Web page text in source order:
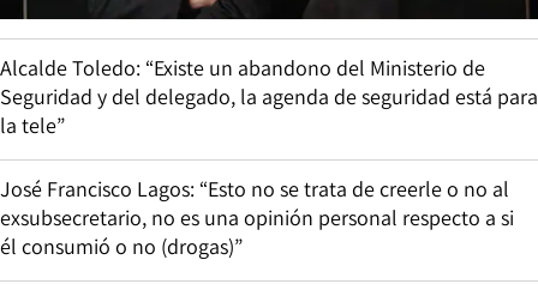
Alcalde Toledo: “Existe un abandono del Ministerio de
Seguridad y del delegado, la agenda de seguridad está para
la tele”
José Francisco Lagos: “Esto no se trata de creerle o no al
exsubsecretario, no es una opinión personal respecto a si
él consumió o no (drogas)”